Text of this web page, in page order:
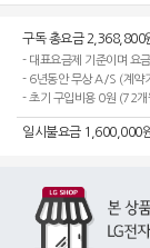
구독 총요금 2,368,800
- 대표요금제 기준이며 요
- 6년동안 무상 A/S (계약
- 초기 구입비용 0원 (72개
일시불요금 1,600,000